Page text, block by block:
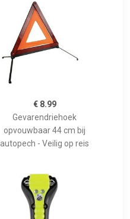
€ 8.99
Gevarendriehoek
opvouwbaar 44 cm bij
autopech - Veilig op reis